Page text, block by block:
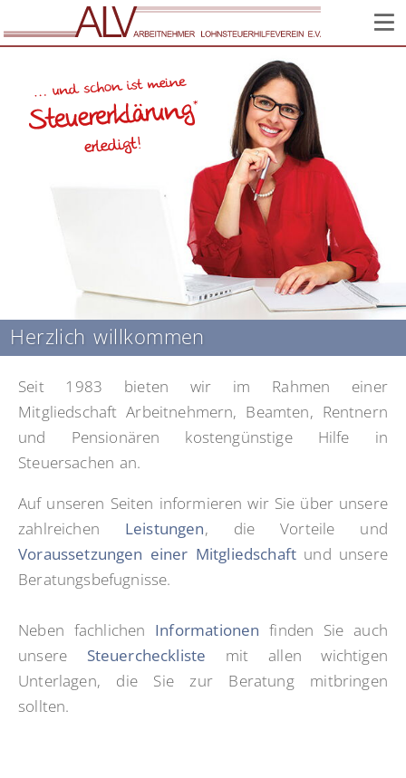
Corona: Infos zur Lage im Verein // Wir sind weiter für Sie
da!
Herzlich willkommen
Seit 1983 bieten wir im Rahmen einer
Mitgliedschaft Arbeitnehmern, Beamten, Rentnern
und Pensionären kostengünstige Hilfe in
Steuersachen an.
Auf unseren Seiten informieren wir Sie über unsere
zahlreichen Leistungen, die Vorteile und
Voraussetzungen einer Mitgliedschaft und unsere
Beratungsbefugnisse.
Neben fachlichen Informationen finden Sie auch
unsere Steuercheckliste mit allen wichtigen
Unterlagen, die Sie zur Beratung mitbringen
sollten.